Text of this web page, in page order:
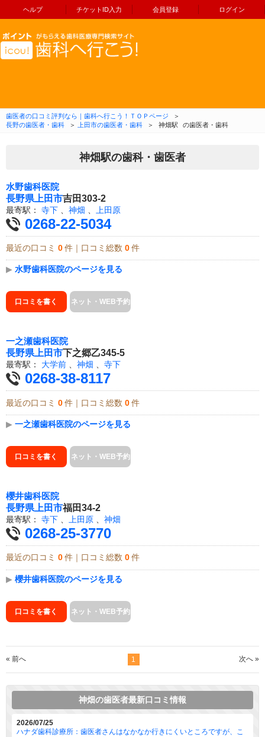
ヘルプ チケットID入力 会員登録 ログイン
コンテンツへ移動
歯医者の口コミ評判なら｜歯科へ行こう！ＴＯＰページ
＞
長野の歯医者・歯科
＞ 上田市の歯医者・歯科 ＞ 神畑駅 の歯医者・歯科
神畑駅の歯科・歯医者
水野歯科医院
長野県 上田市吉田303-2
最寄駅： 寺下 神畑 上田原
0268-22-5034
最近の口コミ 0 件｜口コミ総数 0 件
▶ 水野歯科医院のページを見る
口コミを書く ネット・WEB予約
一之瀬歯科医院
長野県 上田市下之郷乙345-5
最寄駅： 大学前 、 神畑 、 寺下
0268-38-8117
最近の口コミ 0 件｜口コミ総数 0 件
▶ 一之瀬歯科医院のページを見る
口コミを書く ネット・WEB予約
櫻井歯科医院
長野県 上田市福田34-2
最寄駅： 寺下 上田原 神畑
0268-25-3770
最近の口コミ 0 件｜口コミ総数 0 件
▶ 櫻井歯科医院のページを見る
口コミを書く ネット・WEB予約
« 前へ 1 次へ »
神畑の歯医者最新口コミ情報
2026/07/25
ハナダ歯科診療所：歯医者さんはなかなか行きにくいところですが、こ